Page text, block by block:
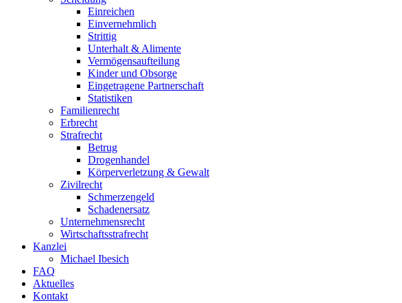
Einreichen
Einvernehmlich
Strittig
Unterhalt & Alimente
Vermögensaufteilung
Kinder und Obsorge
Eingetragene Partnerschaft
Statistiken
Familienrecht
Erbrecht
Strafrecht
Betrug
Drogenhandel
Körperverletzung & Gewalt
Zivilrecht
Schmerzengeld
Schadenersatz
Unternehmensrecht
Wirtschaftsstrafrecht
Kanzlei
Michael Ibesich
FAQ
Aktuelles
Kontakt